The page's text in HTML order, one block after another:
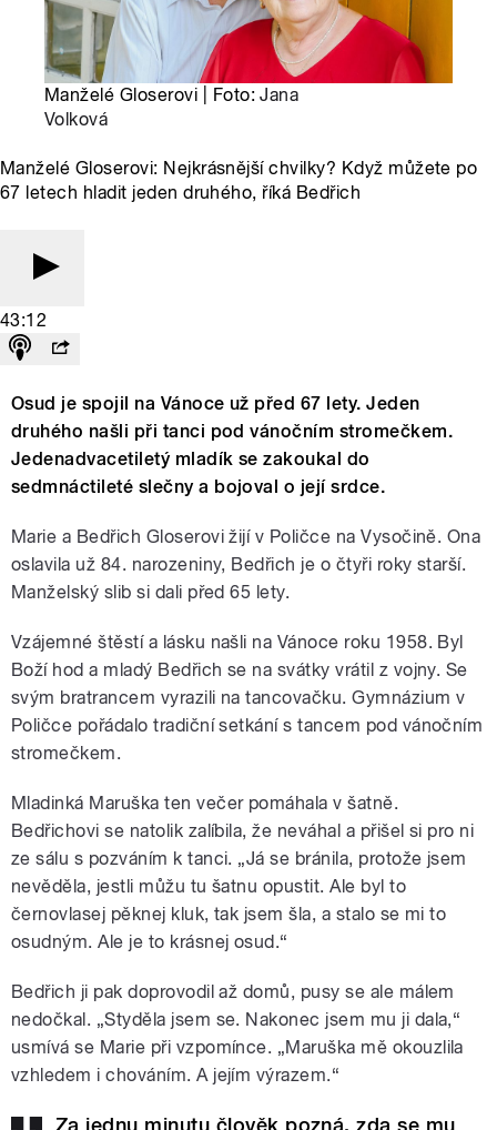
Manželé Gloserovi | Foto:Jana
Volková
Manželé Gloserovi: Nejkrásnější chvilky? Když můžete po
67 letech hladit jeden druhého, říká Bedřich
43:12
Osud je spojil na Vánoce už před 67 lety. Jeden
druhého našli při tanci pod vánočním stromečkem.
Jedenadvacetiletý mladík se zakoukal do
sedmnáctileté slečny a bojoval o její srdce.
Marie a Bedřich Gloserovi žijí v Poličce na Vysočině. Ona
oslavila už 84. narozeniny, Bedřich je o čtyři roky starší.
Manželský slib si dali před 65 lety.
Vzájemné štěstí a lásku našli na Vánoce roku 1958. Byl
Boží hod a mladý Bedřich se na svátky vrátil z vojny. Se
svým bratrancem vyrazili na tancovačku. Gymnázium v
Poličce pořádalo tradiční setkání s tancem pod vánočním
stromečkem.
Mladinká Maruška ten večer pomáhala v šatně.
Bedřichovi se natolik zalíbila, že neváhal a přišel si pro ni
ze sálu s pozváním k tanci. „Já se bránila, protože jsem
nevěděla, jestli můžu tu šatnu opustit. Ale byl to
černovlasej pěknej kluk, tak jsem šla, a stalo se mi to
osudným. Ale je to krásnej osud.“
Bedřich ji pak doprovodil až domů, pusy se ale málem
nedočkal. „Styděla jsem se. Nakonec jsem mu ji dala,“
usmívá se Marie při vzpomínce. „Maruška mě okouzlila
vzhledem i chováním. A jejím výrazem.“